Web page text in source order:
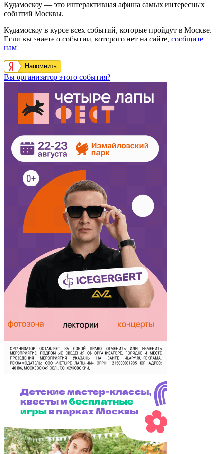
Кудамоскоу — это интерактивная афиша самых интересных
событий Москвы.
Кудамоскоу в курсе всех событий, которые пройдут в Москве.
Если вы знаете о событии, которого нет на сайте, сообщите
нам!
Напомнить
Вы организатор этого события?